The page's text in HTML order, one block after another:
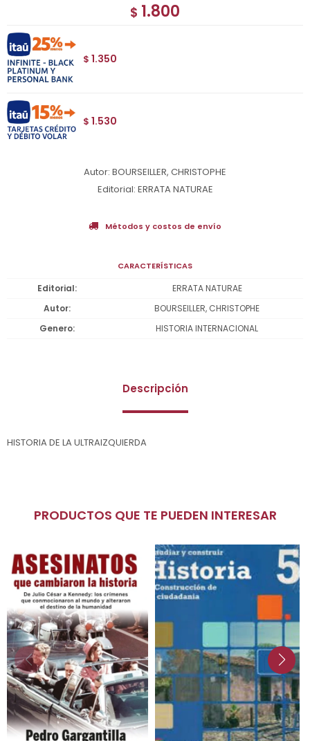
$ 1.800
$ 1.350
$ 1.530
Autor: BOURSEILLER, CHRISTOPHE
Editorial: ERRATA NATURAE
Métodos y costos de envío
CARACTERÍSTICAS
Editorial
ERRATA NATURAE
Autor
BOURSEILLER, CHRISTOPHE
Genero
HISTORIA INTERNACIONAL
Descripción
HISTORIA DE LA ULTRAIZQUIERDA
PRODUCTOS QUE TE PUEDEN INTERESAR